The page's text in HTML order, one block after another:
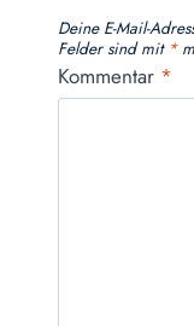
Deine E-Mail-
Felder sind mit *
Kommentar *